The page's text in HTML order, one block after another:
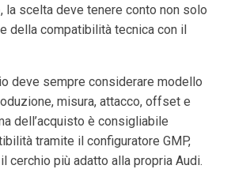
, la scelta deve tenere conto non solo
della compatibilità tecnica con il
deve sempre considerare modello
misura, attacco, offset e
dell’acquisto è consigliabile
tramite il configuratore GMP,
cerchio più adatto alla propria Audi.